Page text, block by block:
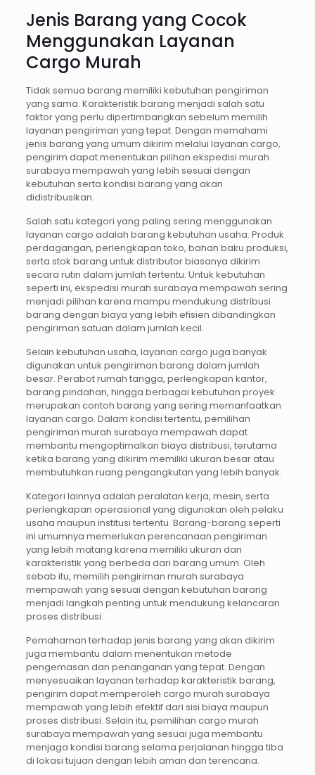
Jenis Barang yang Cocok
Menggunakan Layanan
Cargo Murah
Tidak semua barang memiliki kebutuhan pengiriman
yang sama. Karakteristik barang menjadi salah satu
faktor yang perlu dipertimbangkan sebelum memilih
layanan pengiriman yang tepat. Dengan memahami
jenis barang yang umum dikirim melalui layanan cargo,
pengirim dapat menentukan pilihan ekspedisi murah
surabaya mempawah yang lebih sesuai dengan
kebutuhan serta kondisi barang yang akan
didistribusikan.
Salah satu kategori yang paling sering menggunakan
layanan cargo adalah barang kebutuhan usaha. Produk
perdagangan, perlengkapan toko, bahan baku produksi,
serta stok barang untuk distributor biasanya dikirim
secara rutin dalam jumlah tertentu. Untuk kebutuhan
seperti ini, ekspedisi murah surabaya mempawah sering
menjadi pilihan karena mampu mendukung distribusi
barang dengan biaya yang lebih efisien dibandingkan
pengiriman satuan dalam jumlah kecil.
Selain kebutuhan usaha, layanan cargo juga banyak
digunakan untuk pengiriman barang dalam jumlah
besar. Perabot rumah tangga, perlengkapan kantor,
barang pindahan, hingga berbagai kebutuhan proyek
merupakan contoh barang yang sering memanfaatkan
layanan cargo. Dalam kondisi tertentu, pemilihan
pengiriman murah surabaya mempawah dapat
membantu mengoptimalkan biaya distribusi, terutama
ketika barang yang dikirim memiliki ukuran besar atau
membutuhkan ruang pengangkutan yang lebih banyak.
Kategori lainnya adalah peralatan kerja, mesin, serta
perlengkapan operasional yang digunakan oleh pelaku
usaha maupun institusi tertentu. Barang-barang seperti
ini umumnya memerlukan perencanaan pengiriman
yang lebih matang karena memiliki ukuran dan
karakteristik yang berbeda dari barang umum. Oleh
sebab itu, memilih pengiriman murah surabaya
mempawah yang sesuai dengan kebutuhan barang
menjadi langkah penting untuk mendukung kelancaran
proses distribusi.
Pemahaman terhadap jenis barang yang akan dikirim
juga membantu dalam menentukan metode
pengemasan dan penanganan yang tepat. Dengan
menyesuaikan layanan terhadap karakteristik barang,
pengirim dapat memperoleh cargo murah surabaya
mempawah yang lebih efektif dari sisi biaya maupun
proses distribusi. Selain itu, pemilihan cargo murah
surabaya mempawah yang sesuai juga membantu
menjaga kondisi barang selama perjalanan hingga tiba
di lokasi tujuan dengan lebih aman dan terencana.